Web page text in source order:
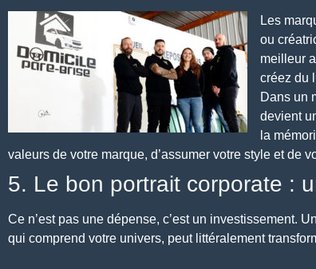
Les
ou
meilleur
créez du
Dans un
devient
la
valeurs de votre marque, d’assumer votre style et de
5. Le bon portrait corporate :
Ce n’est pas une dépense, c’est un investissement.
qui comprend votre univers, peut littéralement